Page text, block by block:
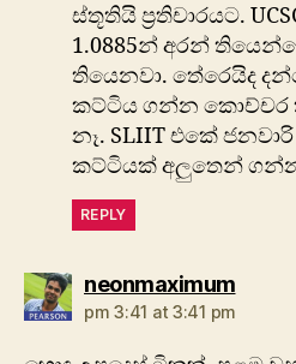
ස්තූතියි ප්‍රතිචාරයට.
1.0885න් අරන්
තියෙනවා. තේරෙයිද
කට්ටිය ගන්න කොච්චර
නෑ. SLIIT එකේ
කට්ටියක් අලුතෙන්
REPLY
neonmaximumsays:
pm 3:41 at 3:41 pm